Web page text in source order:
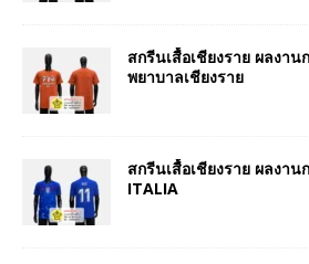
สกรีนเสื้อเชียงราย ผลงา
พยาบาลเชียงราย
สกรีนเสื้อเชียงราย ผลงา
ITALIA